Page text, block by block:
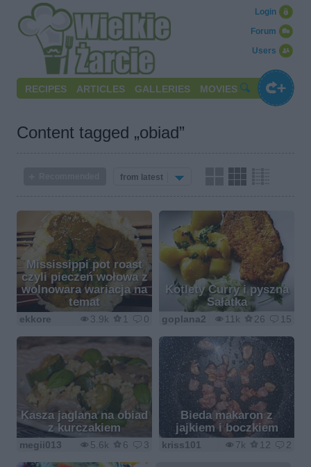
Users
Forum
Login
RECIPES ARTICLES GALLERIES MOVIES
Content tagged „obiad”
from latest
Mississippi pot roast
czyli pieczeń wołowa z
wolnowara wariacja na
temat
3.9k 1 0
ekkore
Kotlety Curry i pyszna
Sałatka
11k 26 15
goplana2
Kasza jaglana na obiad
z kurczakiem
5.6k 6 3
megii013
Bieda makaron z
jajkiem i boczkiem
7k 12 2
kriss101